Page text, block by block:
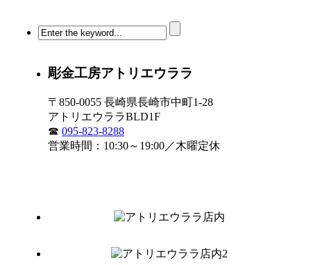
彫金工房アトリエウララ
〒850-0055 長崎県長崎市中町1-28
アトリエウララBLD1F
☎ 095-823-8288
営業時間：10:30～19:00／木曜定休